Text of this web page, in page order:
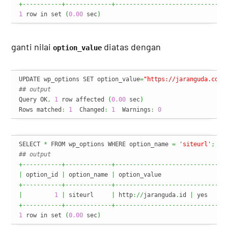
+-----------+-------------+-------------------------------
1 row in set (0.00 sec)
ganti nilaioption_value diatas dengan
UPDATE wp_options SET option_value="https://jaranguda.com"
## output
Query OK, 1 row affected (0.00 sec)
Rows matched : 1
  Changed
: 1
  Warnings
: 0
SELECT * FROM wp_options WHERE option_name = 'siteurl' ;
## output
+-----------+-------------+-------------------------------
option_id option_name option_value
+-----------+-------------+-------------------------------
1 siteurl http://jaranguda. id
+-----------+-------------+-------------------------------
1 row in set (0.00 sec)